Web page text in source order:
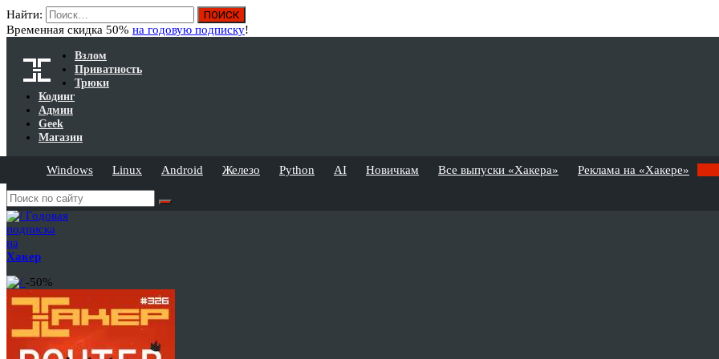
Найти:
Временная скидка 50% на годовую подписку!
Взлом
Приватность
Трюки
Кодинг
Админ
Geek
Магазин
Windows Linux Android Железо Python AI Новичкам Все выпуски «Хакера» Реклама на «Хакере»
Годовая
подписка
на
Хакер
-50%